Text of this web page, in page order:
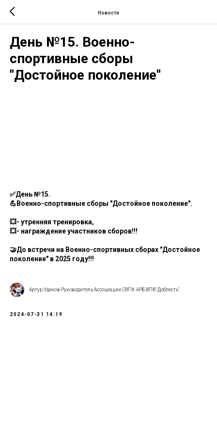
Новости
День №15. Военно-
спортивные сборы
"Достойное поколение"
✅День №15.
💪Военно-спортивные сборы "Достойное поколение".
💥- утренняя тренировка,
💥- награждение участников сборов!!!
🤝До встречи на Военно-спортивных сборах "Достойное
поколение" в 2025 году!!!
Артур Удяков Руководитель Ассоциации СВПК АРБ ВПВ "Доблесть"
2024-07-31 14:19